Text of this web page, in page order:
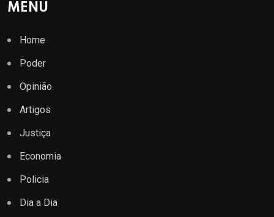
MENU
Home
Poder
Opinião
Artigos
Justiça
Economia
Policia
Dia a Dia